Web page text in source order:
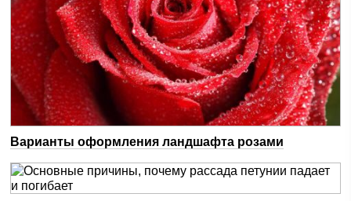
Варианты оформления ландшафта розами